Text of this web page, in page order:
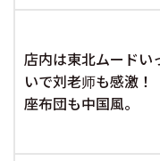
店内は東北ムードい
いで刘老师も感激！
座布団も中国風。